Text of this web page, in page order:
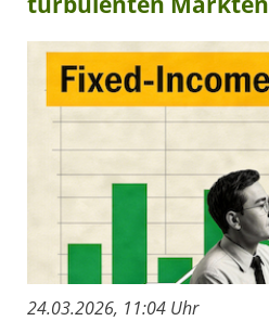
24.03.2026, 11:04 Uhr